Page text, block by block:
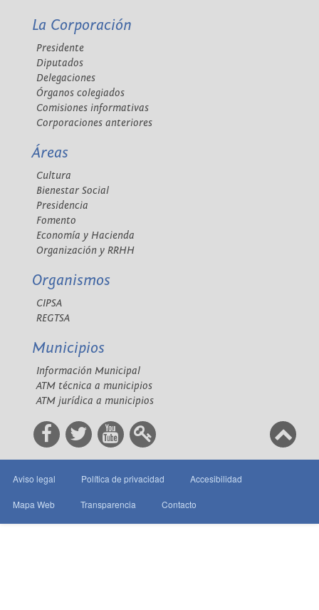
La Corporación
Presidente
Diputados
Delegaciones
Órganos colegiados
Comisiones informativas
Corporaciones anteriores
Áreas
Cultura
Bienestar Social
Presidencia
Fomento
Economía y Hacienda
Organización y RRHH
Organismos
CIPSA
REGTSA
Municipios
Información Municipal
ATM técnica a municipios
ATM jurídica a municipios
Aviso legal Política de privacidad Accesibilidad
Mapa Web Transparencia Contacto